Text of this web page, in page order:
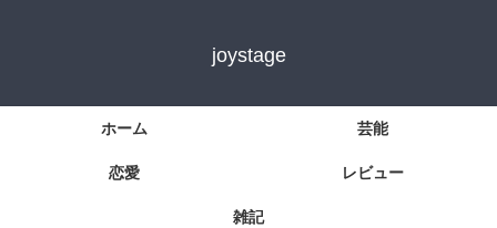
joystage
ホーム 芸能
恋愛 レビュー
雑記